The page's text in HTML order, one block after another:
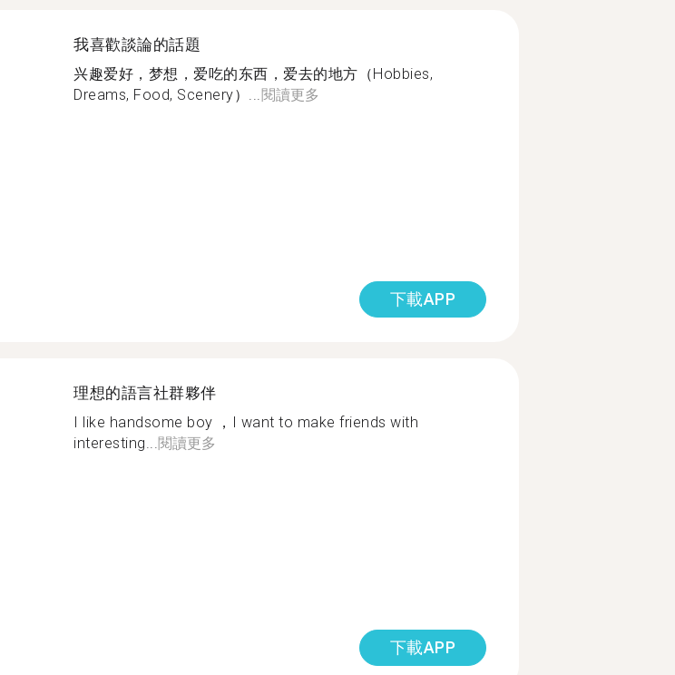
我喜歡談論的話題
兴趣爱好，梦想，爱吃的东西，爱去的地方（Hobbies,
Dreams, Food, Scenery）...閱讀更多
下載APP
理想的語言社群夥伴
I like handsome boy ，I want to make friends with
interesting...閱讀更多
下載APP